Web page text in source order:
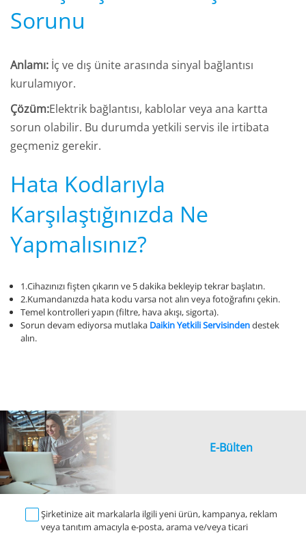
Sorunu
Anlamı: İç ve dış ünite arasında sinyal bağlantısı
kurulamıyor.
Çözüm:Elektrik bağlantısı, kablolar veya ana kartta
sorun olabilir. Bu durumda yetkili servis ile irtibata
geçmeniz gerekir.
Hata Kodlarıyla
Karşılaştığınızda Ne
Yapmalısınız?
1.Cihazınızı fişten çıkarın ve 5 dakika bekleyip tekrar başlatın.
2.Kumandanızda hata kodu varsa not alın veya fotoğrafını çekin.
Temel kontrolleri yapın (filtre, hava akışı, sigorta).
Sorun devam ediyorsa mutlaka Daikin Yetkili Servisindendestek
alın.
E-Bülten
Şirketinize ait markalarla ilgili yeni ürün, kampanya, reklam
veya tanıtım amacıyla e-posta, arama ve/veya ticari